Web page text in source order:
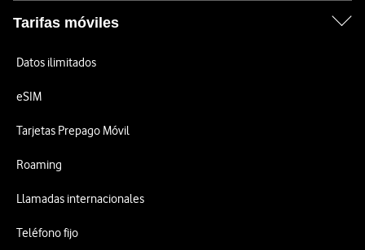
Tarifas móviles
Datos ilimitados
eSIM
Tarjetas Prepago Móvil
Roaming
Llamadas internacionales
Teléfono fijo